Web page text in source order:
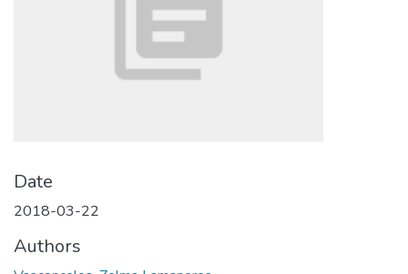
Date
2018-03-22
Authors